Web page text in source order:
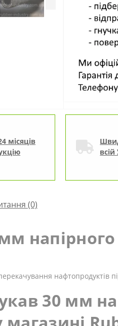
місяців
всій
(0)
нафтопродуктів
30 мм